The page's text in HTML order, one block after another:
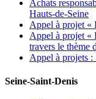
Achats
Hauts-de-Seine
Appel à projet «
Appel à projet «
travers le thème
Appel à projets :
Seine-Saint-Denis